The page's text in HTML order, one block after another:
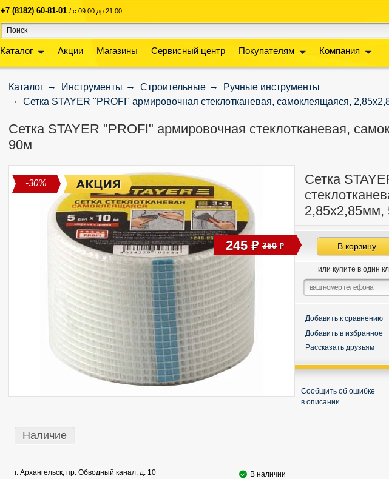
+7 (8182) 60-81-01 / с 09:00 до 21:00
Каталог Акции Магазины Сервисный центр Покупателям Компания
Каталог Инструменты Строительные
Ручные инструменты
Сетка STAYER "PROFI" армировочная стеклотканевая, самоклеящаяся,
Сетка STAYER "PROFI" армировочная стеклотканевая,
90м
-30%
Сетка
2,85х2,85мм,
В корзину
или купите в один
Добавить к сравнению
Добавить в избранное
Рассказать друзьям
Сообщить об ошибке
в описании
245 руб 350 руб
Наличие
г. Архангельск, пр. Обводный канал, д. 10
В наличии